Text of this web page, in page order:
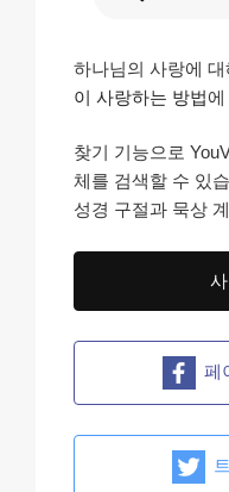
하나님의 사랑에 대
이 사랑하는 방법
찾기 기능으로
체를 검색할 수 있
성경 구절과 묵상
페